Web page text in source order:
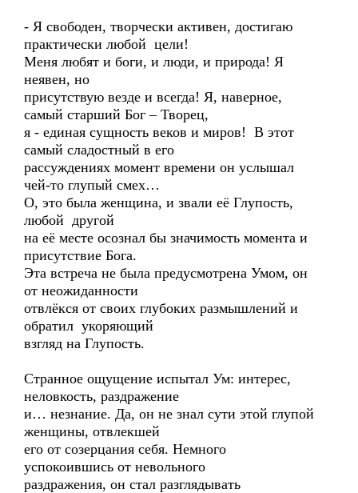
- Я свободен, творчески активен, достигаю
практически любой цели!
Меня любят и боги, и люди, и природа! Я
неявен, но
присутствую везде и всегда! Я, наверное,
самый старший Бог – Творец,
я - единая сущность веков и миров! В этот
самый сладостный в его
рассуждениях момент времени он услышал
чей-то глупый смех…
О, это была женщина, и звали её Глупость,
любой другой
на её месте осознал бы значимость момента и
присутствие Бога.
Эта встреча не была предусмотрена Умом, он
от неожиданности
отвлёкся от своих глубоких размышлений и
обратил укоряющий
взгляд на Глупость.
Странное ощущение испытал Ум: интерес,
неловкость, раздражение
и… незнание. Да, он не знал сути этой глупой
женщины, отвлекшей
его от созерцания себя. Немного
успокоившись от невольного
раздражения, он стал разглядывать